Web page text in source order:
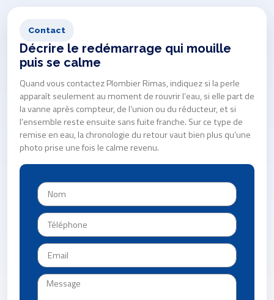
Contact
Décrire le redémarrage qui mouille
puis se calme
Quand vous contactez Plombier Rimas, indiquez si la perle
apparaît seulement au moment de rouvrir l’eau, si elle part de
la vanne après compteur, de l’union ou du réducteur, et si
l’ensemble reste ensuite sans fuite franche. Sur ce type de
remise en eau, la chronologie du retour vaut bien plus qu’une
photo prise une fois le calme revenu.